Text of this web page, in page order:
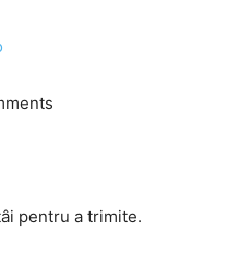
pentru a trimite.